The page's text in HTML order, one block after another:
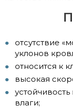
отсутствие
уклонов
относится к
высокая
влаги;